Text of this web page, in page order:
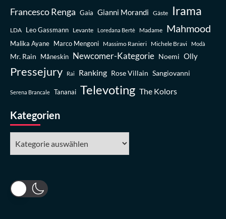
Francesco Renga Gaia Gianni Morandi Gäste Irama
LDA Leo Gassmann Levante Loredana Bertè Madame Mahmood
Malika Ayane Marco Mengoni Massimo Ranieri Michele Bravi Modà
Mr. Rain Måneskin Newcomer-Kategorie Noemi Olly
Pressejury Rai Ranking Rose Villain Sangiovanni
Serena Brancale Tananai Televoting The Kolors
Kategorien